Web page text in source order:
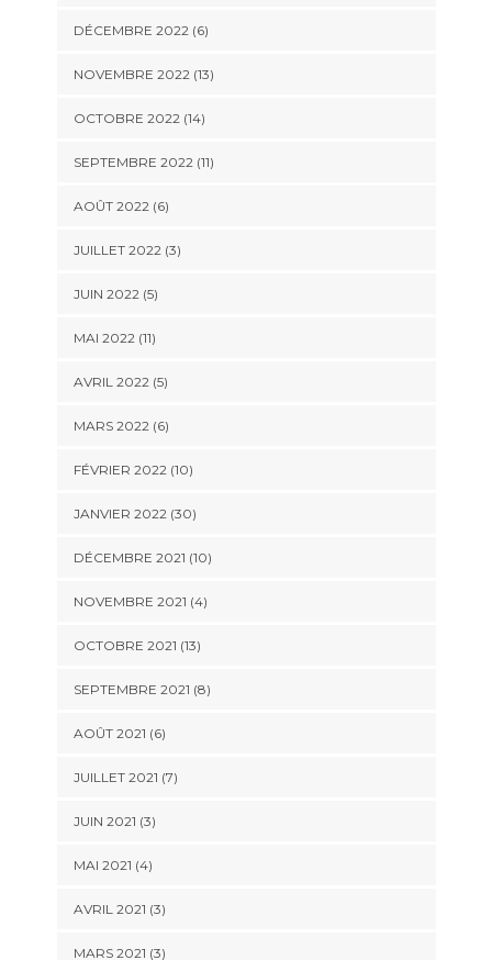
DÉCEMBRE 2022 (6)
NOVEMBRE 2022 (13)
OCTOBRE 2022 (14)
SEPTEMBRE 2022 (11)
AOÛT 2022 (6)
JUILLET 2022 (3)
JUIN 2022 (5)
MAI 2022 (11)
AVRIL 2022 (5)
MARS 2022 (6)
FÉVRIER 2022 (10)
JANVIER 2022 (30)
DÉCEMBRE 2021 (10)
NOVEMBRE 2021 (4)
OCTOBRE 2021 (13)
SEPTEMBRE 2021 (8)
AOÛT 2021 (6)
JUILLET 2021 (7)
JUIN 2021 (3)
MAI 2021 (4)
AVRIL 2021 (3)
MARS 2021 (3)